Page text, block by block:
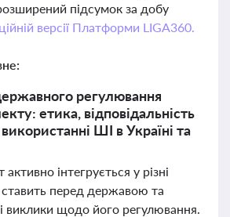
підсумок за добу
версії Платформи LIGA360.
регулювання
етика, відповідальність
ШІ в Україні та
інтегрується у різні
перед державою та
виклики щодо його регулювання.